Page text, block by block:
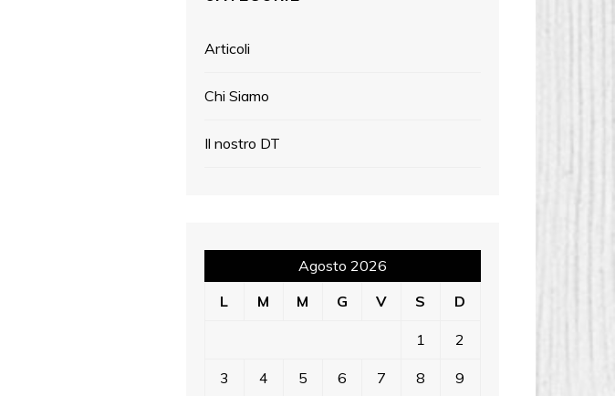
Articoli
Chi Siamo
Il nostro DT
Agosto 2026
L
M M G V S D
1 2
3 4 5 6 7 8 9